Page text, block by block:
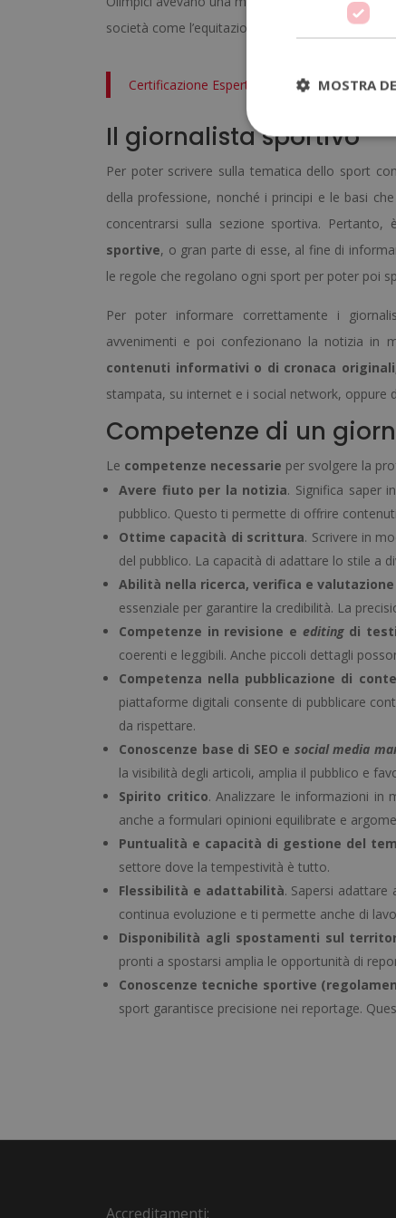
società come l’equitazione, il golf o il nuoto.
Certificazione Esperto in Giornalismo Sportivo
Il giornalista sportivo
Per poter scrivere sulla tematica dello sport
della professione, nonché i principi e le basi
concentrarsi sulla sezione sportiva.
sportive, o gran parte di esse, al fine di
le regole che regolano ogni sport per poter poi
Per poter informare correttamente i
avvenimenti e poi confezionano la notizia in
contenuti informativi o di cronaca
stampata, su internet e i social network, oppure
Competenze di un
Le competenze necessarie per svolgere la
Avere fiuto per la notizia. Significa saper
pubblico. Questo ti permette di offrire
Ottime capacità di scrittura. Scrivere in
del pubblico. La capacità di adattare lo stile a
Abilità nella ricerca, verifica e
essenziale per garantire la credibilità. La
Competenze in revisione e editingdi testi
coerenti e leggibili. Anche piccoli dettagli
Competenza nella pubblicazione di
piattaforme digitali consente di pubblicare
da rispettare.
Conoscenze base di SEO e social media
la visibilità degli articoli, amplia il pubblico e
Spirito critico. Analizzare le informazioni in
anche a formulari opinioni equilibrate e
Puntualità e capacità di gestione del
settore dove la tempestività è tutto.
Flessibilità e adattabilità. Sapersi
continua evoluzione e ti permette anche di
Disponibilità agli spostamenti sul
pronti a spostarsi amplia le opportunità di
Conoscenze tecniche sportive
sport garantisce precisione nei reportage.
Accreditamenti:
MOSTRA